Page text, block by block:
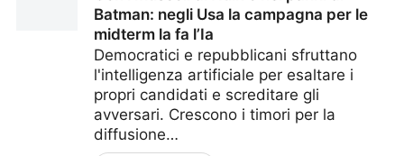
Batman: negli Usa la campagna per le
midterm la fa l’Ia
Democratici e repubblicani sfruttano
l'intelligenza artificiale per esaltare i
propri candidati e screditare gli
avversari. Crescono i timori per la
diffusione…